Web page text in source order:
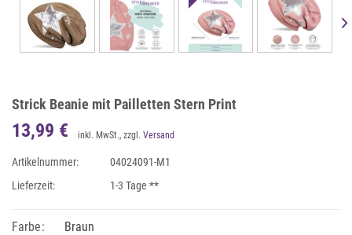
Strick Beanie mit Pailletten Stern Print
13,99 € inkl. MwSt., zzgl. Versand
Artikelnummer:
04024091-M1
Lieferzeit:
1-3 Tage **
Farbe: Braun